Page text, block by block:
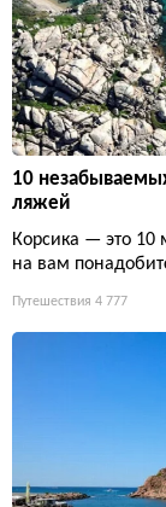
10
ляжей
Корсика — это 10
на вам
Путешествия 4 777